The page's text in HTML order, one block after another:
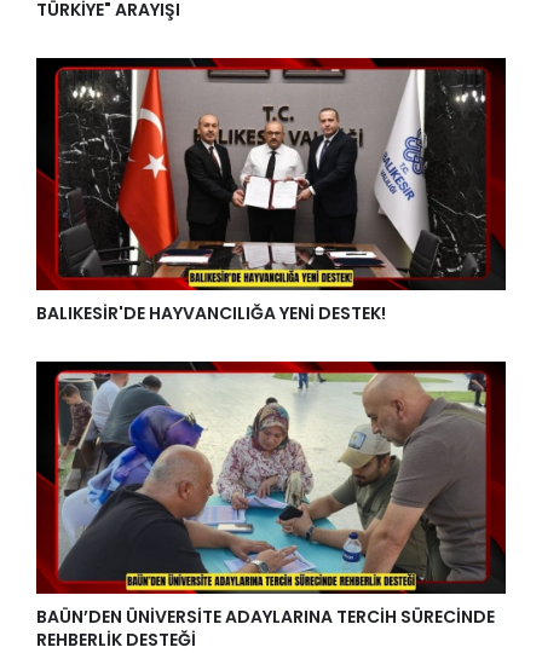
TÜRKİYE" ARAYIŞI
BALIKESİR'DE HAYVANCILIĞA YENİ DESTEK!
BAÜN’DEN ÜNİVERSİTE ADAYLARINA TERCİH SÜRECİNDE
REHBERLİK DESTEĞİ